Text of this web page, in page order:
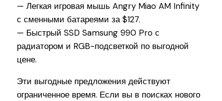
— Легкая игровая мышь Angry Miao AM Infinity
с сменными батареями за $127.
— Быстрый SSD Samsung 990 Pro с
радиатором и RGB-подсветкой по выгодной
цене.
Эти выгодные предложения действуют
ограниченное время. Если вы в поисках нового